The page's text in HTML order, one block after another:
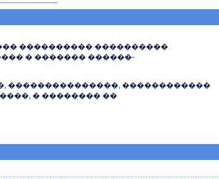
���������� ����������
� ������� ������-
���������������, ������������
� �������� ��